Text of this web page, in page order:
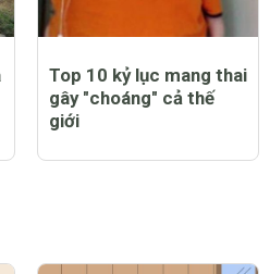
gây "choáng" cả thế